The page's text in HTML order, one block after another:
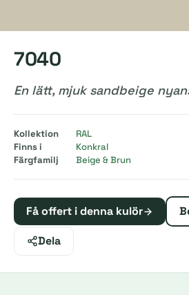
7040
En lätt, mjuk sandbeige
Kollektion
RAL
Finns i
Konkral
Färgfamilj
Beige & Brun
Få offert i denna kulör
Dela